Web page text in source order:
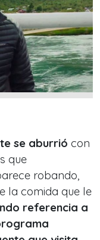
se aburrió con
que
robando,
la comida que le
referencia a